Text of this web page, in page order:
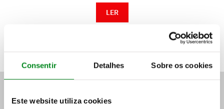
Consentir Detalhes Sobre os cookies
Este website utiliza cookies
LER